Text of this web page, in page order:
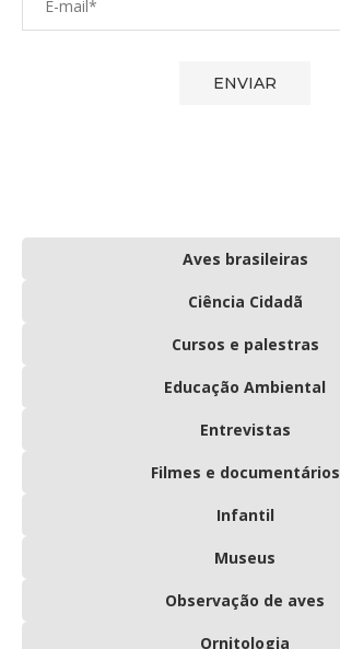
Aves brasileiras
Ciência Cidadã
Cursos e palestras
Educação Ambiental
Entrevistas
Filmes e documentários
Infantil
Museus
Observação de aves
Ornitologia